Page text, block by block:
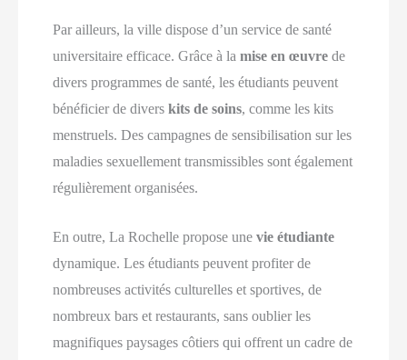
Par ailleurs, la ville dispose d’un service de santé
universitaire efficace. Grâce à lamise en œuvre de
divers programmes de santé, les étudiants peuvent
bénéficier de diverskits de soins, comme les kits
menstruels. Des campagnes de sensibilisation sur les
maladies sexuellement transmissibles sont également
régulièrement organisées.
En outre, La Rochelle propose unevie étudiante
dynamique. Les étudiants peuvent profiter de
nombreuses activités culturelles et sportives, de
nombreux bars et restaurants, sans oublier les
magnifiques paysages côtiers qui offrent un cadre de